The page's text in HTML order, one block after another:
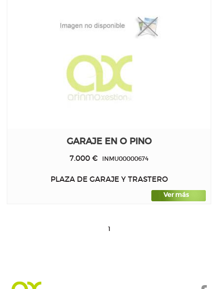
GARAJE EN O PINO
7.000 € INMU00000674
PLAZA DE GARAJE Y TRASTERO
Ver más
1